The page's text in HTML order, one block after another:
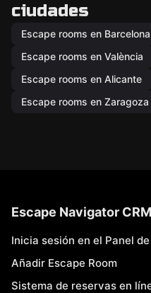
ciudades
Escape rooms en Barcelona
Escape rooms en València
Escape rooms en Alicante
Escape rooms en Zaragoza
Escape Navigator CRM
Inicia sesión en el Panel
Añadir Escape Room
Sistema de reservas en